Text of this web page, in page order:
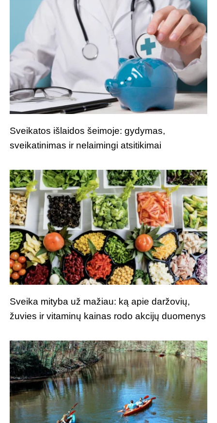
Sveikatos išlaidos šeimoje: gydymas,
sveikatinimas ir nelaimingi atsitikimai
Sveika mityba už mažiau: ką apie daržovių,
žuvies ir vitaminų kainas rodo akcijų duomenys